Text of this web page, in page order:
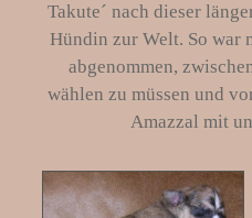
Takute´ nach dieser
Hündin zur Welt. So war
abgenommen,
wählen zu müssen und
Amazzal mit